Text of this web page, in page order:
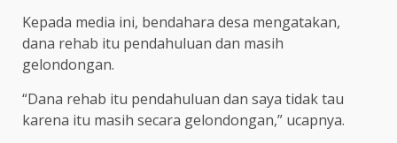
Kepada media ini, bendahara desa mengatakan,
dana rehab itu pendahuluan dan masih
gelondongan.
“Dana rehab itu pendahuluan dan saya tidak tau
karena itu masih secara gelondongan,” ucapnya.